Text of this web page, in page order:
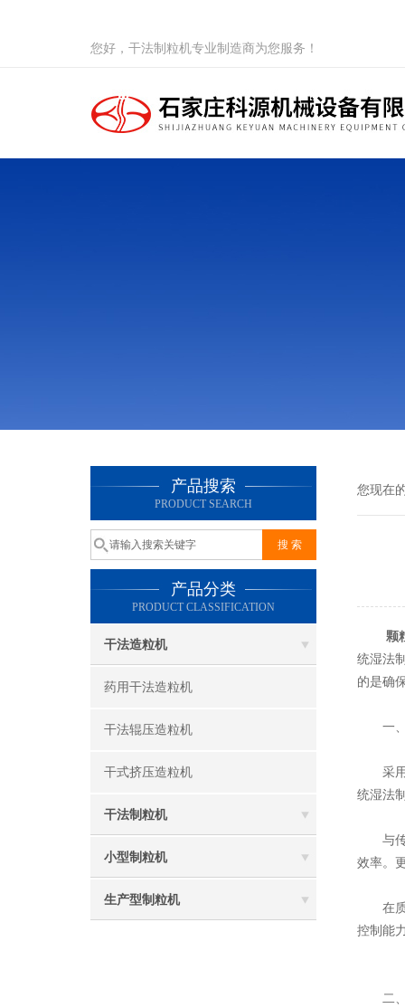
您好，干法制粒机专业制造商为您服务！
产品搜索
PRODUCT SEARCH
产品分类
PRODUCT CLASSIFICATION
干法造粒机
药用干法造粒机
干法辊压造粒机
干式挤压造粒机
干法制粒机
小型制粒机
生产型制粒机
您现在
颗
统湿法
的是确
一、
采用
统湿法
与传
效率。
在质
控制能
二、